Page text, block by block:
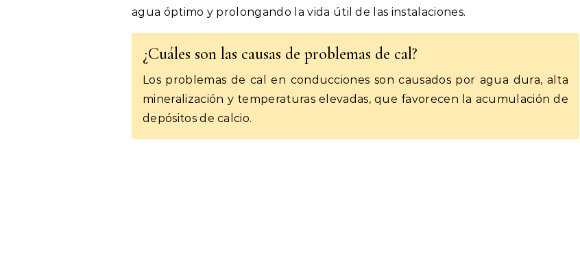
agua óptimo y prolongando la vida útil de las instalaciones.
¿Cuáles son las causas de problemas de cal?
Los problemas de cal en conducciones son causados por agua dura, alta
mineralización y temperaturas elevadas, que favorecen la acumulación de
depósitos de calcio.